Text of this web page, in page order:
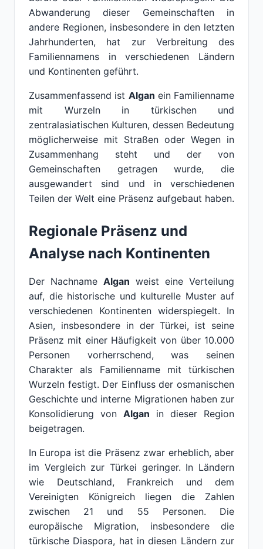
Abwanderung dieser Gemeinschaften in
andere Regionen, insbesondere in den letzten
Jahrhunderten, hat zur Verbreitung des
Familiennamens in verschiedenen Ländern
und Kontinenten geführt.
Zusammenfassend ist Algan ein Familienname
mit Wurzeln in türkischen und
zentralasiatischen Kulturen, dessen Bedeutung
möglicherweise mit Straßen oder Wegen in
Zusammenhang steht und der von
Gemeinschaften getragen wurde, die
ausgewandert sind und in verschiedenen
Teilen der Welt eine Präsenz aufgebaut haben.
Regionale Präsenz und
Analyse nach Kontinenten
Der Nachname Algan weist eine Verteilung
auf, die historische und kulturelle Muster auf
verschiedenen Kontinenten widerspiegelt. In
Asien, insbesondere in der Türkei, ist seine
Präsenz mit einer Häufigkeit von über 10.000
Personen vorherrschend, was seinen
Charakter als Familienname mit türkischen
Wurzeln festigt. Der Einfluss der osmanischen
Geschichte und interne Migrationen haben zur
Konsolidierung von Algan in dieser Region
beigetragen.
In Europa ist die Präsenz zwar erheblich, aber
im Vergleich zur Türkei geringer. In Ländern
wie Deutschland, Frankreich und dem
Vereinigten Königreich liegen die Zahlen
zwischen 21 und 55 Personen. Die
europäische Migration, insbesondere die
türkische Diaspora, hat in diesen Ländern zur